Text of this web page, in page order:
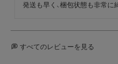
発送も早く、梱包状態も非常に
すべてのレビューを見る